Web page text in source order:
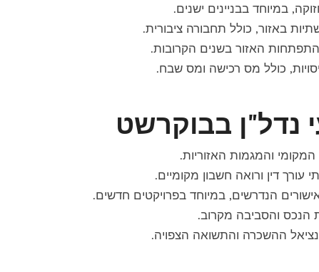
במיוחד בבניינים ישנים.
באזור, כולל תחבורה ציבורית.
האזור בשנים הקרובות.
כולל מס רכישה ומס שבח.
נדל"ן בבוקרשט
והמגמות האזוריות.
עורך דין ורואה חשבון מקומיים.
הנדרשים, במיוחד בפרויקטים חדשים.
הנכס והסביבה מקרוב.
ההשכרה והתשואה הצפויה.